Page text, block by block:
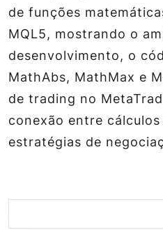
de funções
MQL5, mostrando o
desenvolvimento, o
MathAbs, MathMax e
de trading no
conexão entre
estratégias de